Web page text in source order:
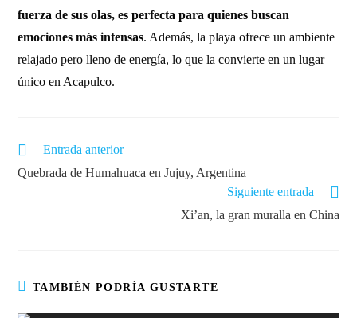
fuerza de sus olas, es perfecta para quienes buscan
emociones más intensas. Además, la playa ofrece un ambiente
relajado pero lleno de energía, lo que la convierte en un lugar
único en Acapulco.
Entrada anterior
Quebrada de Humahuaca en Jujuy, Argentina
Siguiente entrada
Xi’an, la gran muralla en China
TAMBIÉN PODRÍA GUSTARTE